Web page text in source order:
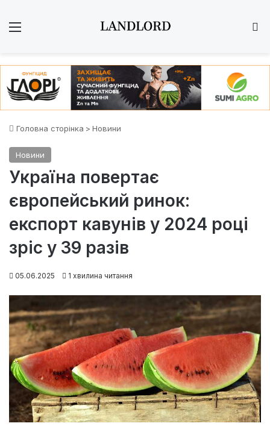
Головна сторінка > Новини
Новини
Україна повертає
європейський ринок:
експорт кавунів у 2024 році
зріс у 39 разів
05.06.2025 1 хвилина читання